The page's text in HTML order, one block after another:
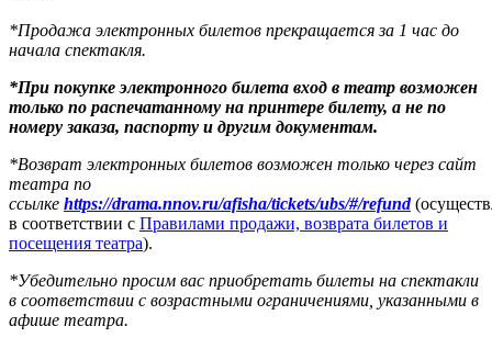
*Продажа электронных билетов прекращается за 1 час до
начала спектакля.
*При покупке электронного билета вход в театр возможен
только по распечатанному на принтере билету, а не по
номеру заказа, паспорту и другим документам.
*Возврат электронных билетов возможен только через сайт
театра по
ссылке https://drama.nnov.ru/afisha/tickets/ubs/#/refund
в соответствии с Правилами продажи, возврата билетов и
посещения театра).
*Убедительно просим вас приобретать билеты на спектакли
в соответствии с возрастными ограничениями, указанными в
афише театра.